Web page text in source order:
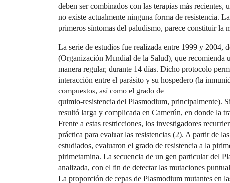
deben ser combinados con las terapias más
no existe actualmente ninguna forma de resistencia.
primeros síntomas del paludismo, parece constituir la
La serie de estudios fue realizada entre 1999 y 2004,
(Organización Mundial de la Salud), que recomienda
manera regular, durante 14 días. Dicho protocolo
interacción entre el parásito y su hospedero (la
compuestos, así como el grado de
quimio-resistencia del Plasmodium, principalmente).
resultó larga y complicada en Camerún, en donde la
Frente a estas restricciones, los investigadores
práctica para evaluar las resistencias (2). A partir de
estudiados, evaluaron el grado de resistencia a la
pirimetamina. La secuencia de un gen particular del
analizada, con el fin de detectar las mutaciones
La proporción de cepas de Plasmodium mutantes en